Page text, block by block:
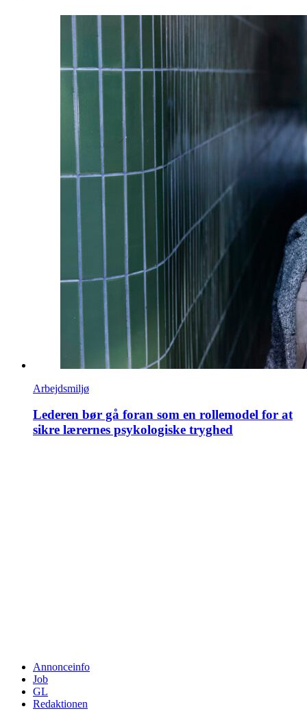
Arbejdsmiljø
Lederen bør gå foran som en rollemodel for at
sikre lærernes psykologiske tryghed
Annonceinfo
Job
GL
Redaktionen